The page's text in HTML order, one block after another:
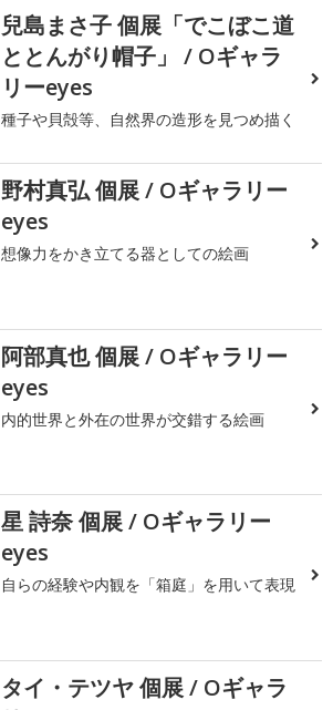
兒島まさ子 個展「でこぼこ道
ととんがり帽子」 / Oギャラ
リーeyes
種子や貝殻等、自然界の造形を見つめ描く
野村真弘 個展 / Oギャラリー
eyes
想像力をかき立てる器としての絵画
阿部真也 個展 / Oギャラリー
eyes
内的世界と外在の世界が交錯する絵画
星 詩奈 個展 / Oギャラリー
eyes
自らの経験や内観を「箱庭」を用いて表現
タイ・テツヤ 個展 / Oギャラ